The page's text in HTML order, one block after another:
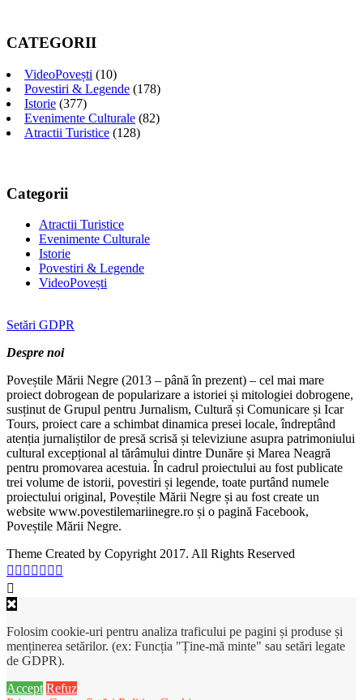
CATEGORII
VideoPovești (10)
Povestiri & Legende (178)
Istorie (377)
Evenimente Culturale (82)
Atractii Turistice (128)
Categorii
Atractii Turistice
Evenimente Culturale
Istorie
Povestiri & Legende
VideoPovești
Setări GDPR
Despre noi
Poveștile Mării Negre (2013 – până în prezent) – cel mai mare
proiect dobrogean de popularizare a istoriei și mitologiei dobrogene,
susținut de Grupul pentru Jurnalism, Cultură și Comunicare și Icar
Tours, proiect care a schimbat dinamica presei locale, îndreptând
atenția jurnaliștilor de presă scrisă și televiziune asupra patrimoniului
cultural excepțional al tărâmului dintre Dunăre și Marea Neagră
pentru promovarea acestuia. În cadrul proiectului au fost publicate
trei volume de istorii, povestiri și legende, toate purtând numele
proiectului original, Poveștile Mării Negre și au fost create un
website www.povestilemariinegre.ro și o pagină Facebook,
Poveștile Mării Negre.
Theme Created by Copyright 2017. All Rights Reserved
Folosim cookie-uri pentru analiza traficului pe pagini și produse și
menținerea setărilor. (ex: Funcția "Ține-mă minte" sau setări legate
de GDPR).
Accept Refuz